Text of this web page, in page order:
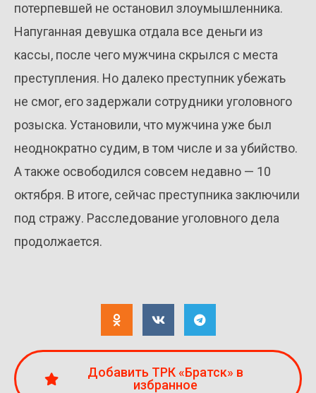
потерпевшей не остановил злоумышленника.
Напуганная девушка отдала все деньги из
кассы, после чего мужчина скрылся с места
преступления. Но далеко преступник убежать
не смог, его задержали сотрудники уголовного
розыска. Установили, что мужчина уже был
неоднократно судим, в том числе и за убийство.
А также освободился совсем недавно — 10
октября. В итоге, сейчас преступника заключили
под стражу. Расследование уголовного дела
продолжается.
Добавить ТРК «Братск» в
избранное